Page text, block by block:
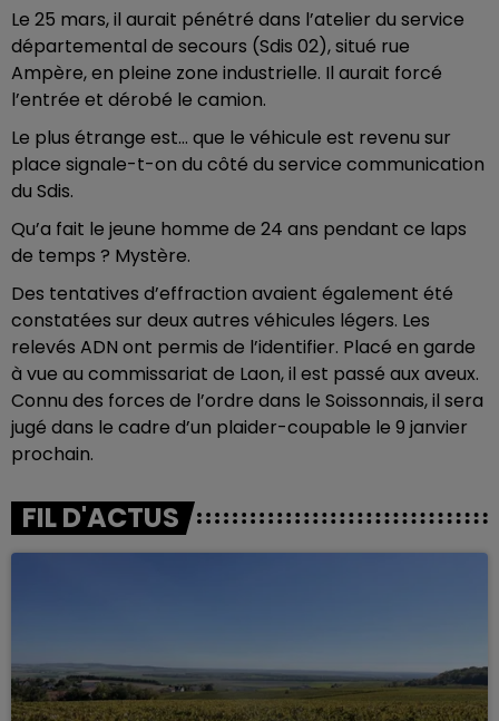
Le 25 mars, il aurait pénétré dans l’atelier du service
départemental de secours (Sdis 02), situé rue
Ampère, en pleine zone industrielle. Il aurait forcé
l’entrée et dérobé le camion.
Le plus étrange est… que le véhicule est revenu sur
place signale-t-on du côté du service communication
du Sdis.
Qu’a fait le jeune homme de 24 ans pendant ce laps
de temps ? Mystère.
Des tentatives d’effraction avaient également été
constatées sur deux autres véhicules légers. Les
relevés ADN ont permis de l’identifier. Placé en garde
à vue au commissariat de Laon, il est passé aux aveux.
Connu des forces de l’ordre dans le Soissonnais, il sera
jugé dans le cadre d’un plaider-coupable le 9 janvier
prochain.
FIL D'ACTUS